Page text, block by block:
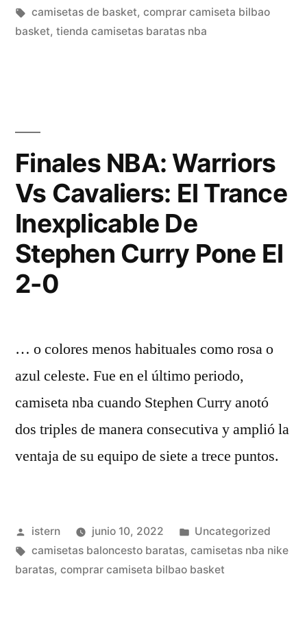
por
en
Etiquetas:
camisetas de basket, comprar camiseta bilbao
basket, tienda camisetas baratas nba
Finales NBA: Warriors
Vs Cavaliers: El Trance
Inexplicable De
Stephen Curry Pone El
2-0
… o colores menos habituales como rosa o
azul celeste. Fue en el último periodo,
camiseta nba cuando Stephen Curry anotó
dos triples de manera consecutiva y amplió la
ventaja de su equipo de siete a trece puntos.
Publicado
por
istern junio 10, 2022
Publicado
en
Uncategorized
Etiquetas:
camisetas baloncesto baratas, camisetas nba nike
baratas, comprar camiseta bilbao basket